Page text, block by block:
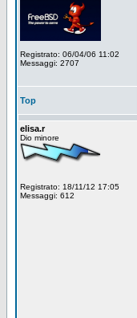
Registrato: 06/04/06 11:02
Messaggi: 2707
Top
elisa.r
Dio minore
Registrato: 18/11/12 17:05
Messaggi: 612